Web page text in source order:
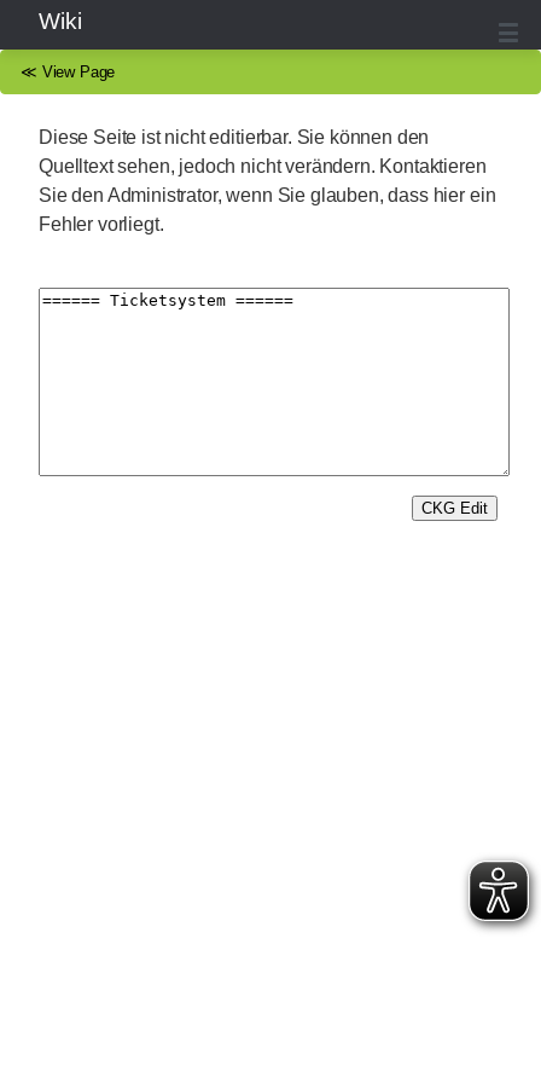
Wiki
≪ View Page
Diese Seite ist nicht editierbar. Sie können den
Quelltext sehen, jedoch nicht verändern. Kontaktieren
Sie den Administrator, wenn Sie glauben, dass hier ein
Fehler vorliegt.
CKG Edit